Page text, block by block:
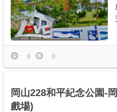
6 0
岡山228和平紀念公園-
戲場)